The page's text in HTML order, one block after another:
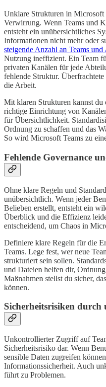
Unklare Strukturen in Microsoft
Verwirrung. Wenn Teams und
entsteht ein unübersichtliches
Informationen nicht mehr oder
steigende Anzahl an Teams
Nutzung ineffizient. Ein Team
privaten Kanälen für jede
fehlende Struktur.
die Arbeit.
Mit klaren Strukturen kannst du
richtige Einrichtung von
für Übersichtlichkeit.
Ordnung zu schaffen und das
So wird Microsoft Teams zu
Fehlende Governance
Ohne klare Regeln und
unübersichtlich. Wenn jeder
Belieben erstellt, entsteht ein
Überblick und die Effizienz
entscheidend, um Chaos in
Definiere klare Regeln für die
Teams. Lege fest, wer neue
strukturiert sein sollen.
und Dateien helfen dir,
Maßnahmen stellst du sicher,
können.
Sicherheitsrisiken
Unkontrollierter Zugriff auf
Sicherheitsrisiko dar. Wenn
sensible Daten zugreifen
Informationssicherheit. Auch
führt zu Problemen.